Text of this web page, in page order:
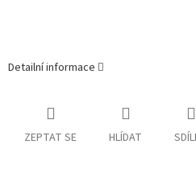
Detailní informace
ZEPTAT SE HLÍDAT